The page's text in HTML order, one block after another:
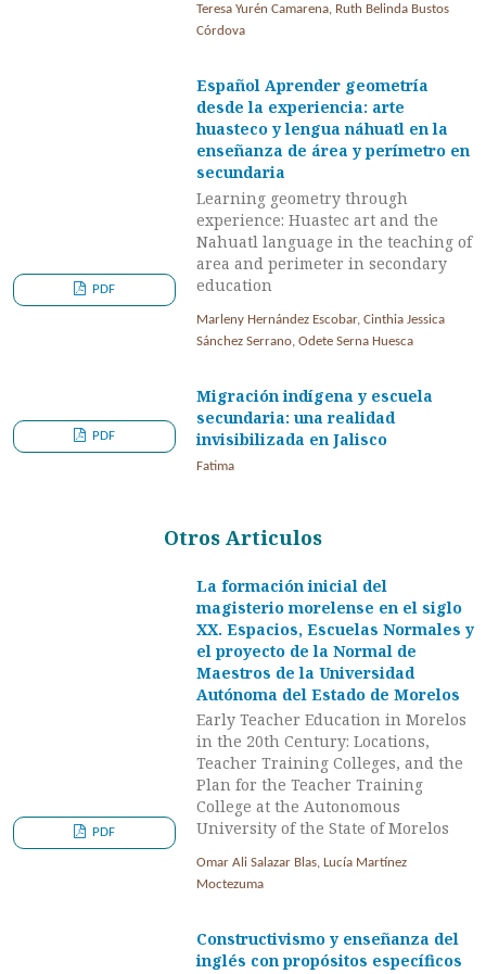
Teresa Yurén Camarena, Ruth Belinda Bustos
Córdova
Español Aprender geometría
desde la experiencia: arte
huasteco y lengua náhuatl en la
enseñanza de área y perímetro en
secundaria
Learning geometry through
experience: Huastec art and the
Nahuatl language in the teaching of
area and perimeter in secondary
education
Marleny Hernández Escobar, Cinthia Jessica
Sánchez Serrano, Odete Serna Huesca
PDF
Migración indígena y escuela
secundaria: una realidad
invisibilizada en Jalisco
Fatima
PDF
Otros Articulos
La formación inicial del
magisterio morelense en el siglo
XX. Espacios, Escuelas Normales y
el proyecto de la Normal de
Maestros de la Universidad
Autónoma del Estado de Morelos
Early Teacher Education in Morelos
in the 20th Century: Locations,
Teacher Training Colleges, and the
Plan for the Teacher Training
College at the Autonomous
University of the State of Morelos
Omar Ali Salazar Blas, Lucía Martínez
Moctezuma
PDF
Constructivismo y enseñanza del
inglés con propósitos específicos